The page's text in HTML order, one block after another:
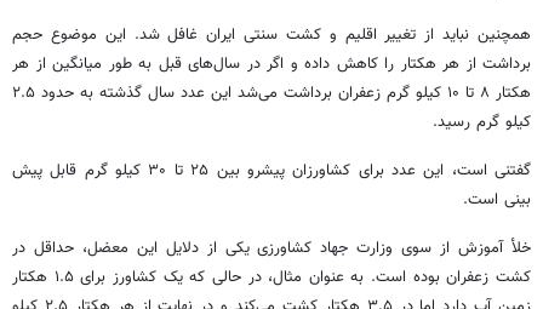
همچنین نباید از تغییر اقلیم و کشت سنتی ایران غافل شد. این موضوع حجم
برداشت از هر هکتار را کاهش داده و اگر در سال‌های قبل به طور میانگین از هر
هکتار ۸ تا ۱۰ کیلو گرم زعفران برداشت می‌شد این عدد سال گذشته به حدود ۲.۵
کیلو گرم رسید.
گفتنی است، این عدد برای کشاورزان پیشرو بین ۲۵ تا ۳۰ کیلو گرم قابل پیش
بینی است.
خلأ آموزش از سوی وزارت جهاد کشاورزی یکی از دلایل این معضل، حداقل در
کشت زعفران بوده است. به عنوان مثال، در حالی که یک کشاورز برای ۱.۵ هکتار